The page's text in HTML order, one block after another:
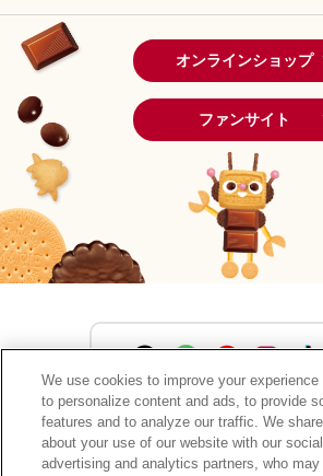
オンラインショップ
ファンサイト
森永製菓公式アカウン
We use cookies to improve your experience
to personalize content and ads, to provide
features and to analyze our traffic. We
about your use of our website with our
advertising and analytics partners, who